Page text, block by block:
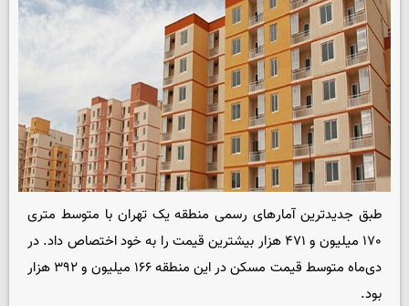
طبق جدیدترین آمارهای رسمی منطقه یک تهران با متوسط متری
۱۷۰ میلیون و ۴۷۱ هزار بیشترین قیمت را به خود اختصاص داد. در
دی‌ماه متوسط قیمت مسکن در این منطقه ۱۶۶ میلیون و ۳۹۲ هزار
بود.